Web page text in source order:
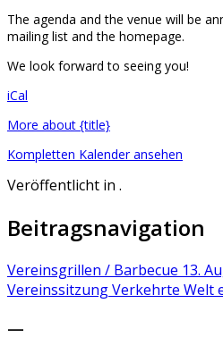
The agenda and the venue will be
mailing list and the homepage.
We look forward to seeing you!
iCal
More about {title}
Kompletten Kalender ansehen
Veröffentlicht in .
Beitragsnavigation
Vereinsgrillen / Barbecue 13.
Vereinssitzung Verkehrte Welt
—